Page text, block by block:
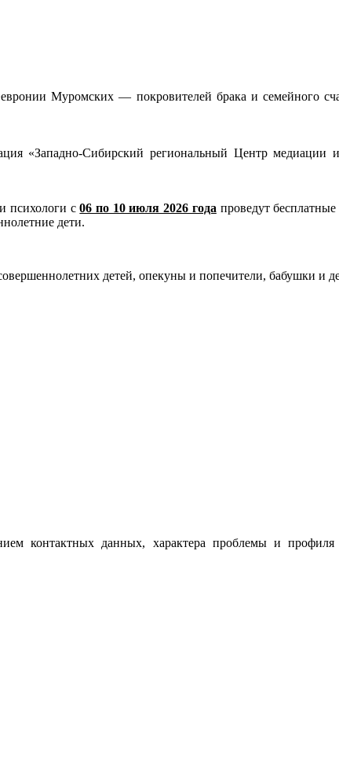
Муромских — покровителей брака и семейного
«Западно-Сибирский региональный Центр медиации
психологи с06 по 10 июля 2026 года проведут
дети.
детей, опекуны и попечители, бабушки и
контактных данных, характера проблемы и профиля